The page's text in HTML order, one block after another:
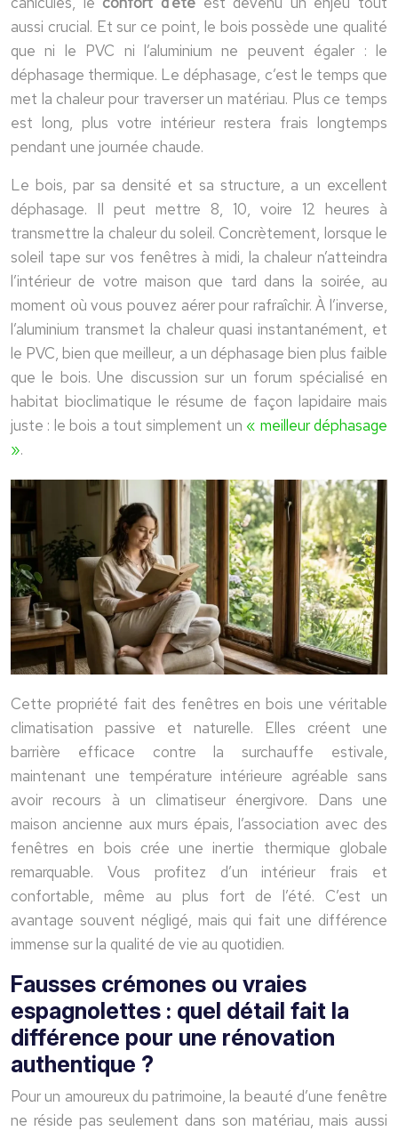
aussi crucial. Et sur ce point, le bois possède une qualité
que ni le PVC ni l’aluminium ne peuvent égaler : le
déphasage thermique. Le déphasage, c’est le temps que
met la chaleur pour traverser un matériau. Plus ce temps
est long, plus votre intérieur restera frais longtemps
pendant une journée chaude.
Le bois, par sa densité et sa structure, a un excellent
déphasage. Il peut mettre 8, 10, voire 12 heures à
transmettre la chaleur du soleil. Concrètement, lorsque le
soleil tape sur vos fenêtres à midi, la chaleur n’atteindra
l’intérieur de votre maison que tard dans la soirée, au
moment où vous pouvez aérer pour rafraîchir. À l’inverse,
l’aluminium transmet la chaleur quasi instantanément, et
le PVC, bien que meilleur, a un déphasage bien plus faible
que le bois. Une discussion sur un forum spécialisé en
habitat bioclimatique le résume de façon lapidaire mais
juste : le bois a tout simplement un « meilleur déphasage
».
Cette propriété fait des fenêtres en bois une véritable
climatisation passive et naturelle. Elles créent une
barrière efficace contre la surchauffe estivale,
maintenant une température intérieure agréable sans
avoir recours à un climatiseur énergivore. Dans une
maison ancienne aux murs épais, l’association avec des
fenêtres en bois crée une inertie thermique globale
remarquable. Vous profitez d’un intérieur frais et
confortable, même au plus fort de l’été. C’est un
avantage souvent négligé, mais qui fait une différence
immense sur la qualité de vie au quotidien.
Fausses crémones ou vraies
espagnolettes : quel détail fait la
différence pour une rénovation
authentique ?
Pour un amoureux du patrimoine, la beauté d’une fenêtre
ne réside pas seulement dans son matériau, mais aussi